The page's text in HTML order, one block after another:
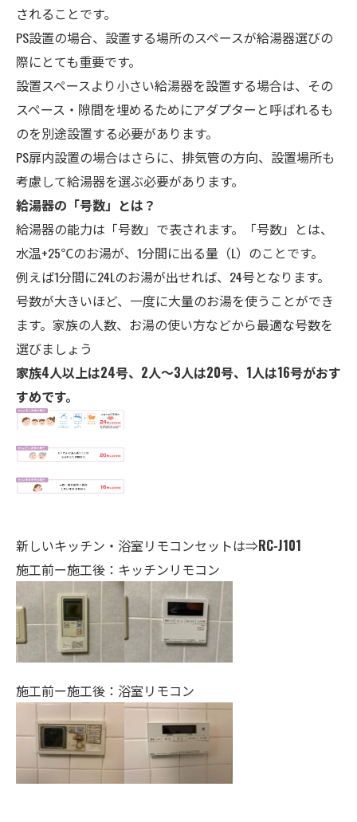
されることです。
PS設置の場合、設置する場所のスペースが給湯器選びの
際にとても重要です。
設置スペースより小さい給湯器を設置する場合は、その
スペース・隙間を埋めるためにアダプターと呼ばれるも
のを別途設置する必要があります。
PS扉内設置の場合はさらに、排気管の方向、設置場所も
考慮して給湯器を選ぶ必要があります。
給湯器の「号数」とは？
給湯器の能力は「号数」で表されます。「号数」とは、
水温+25℃のお湯が、1分間に出る量（L）のことです。
例えば1分間に24Lのお湯が出せれば、24号となります。
号数が大きいほど、一度に大量のお湯を使うことができ
ます。家族の人数、お湯の使い方などから最適な号数を
選びましょう
家族4人以上は24号、2人～3人は20号、1人は16号がおす
すめです。
新しいキッチン・ 浴室リモコンセットは⇒RC-J101
施工前ー施工後：キッチンリモコン
施工前ー施工後：浴室リモコン